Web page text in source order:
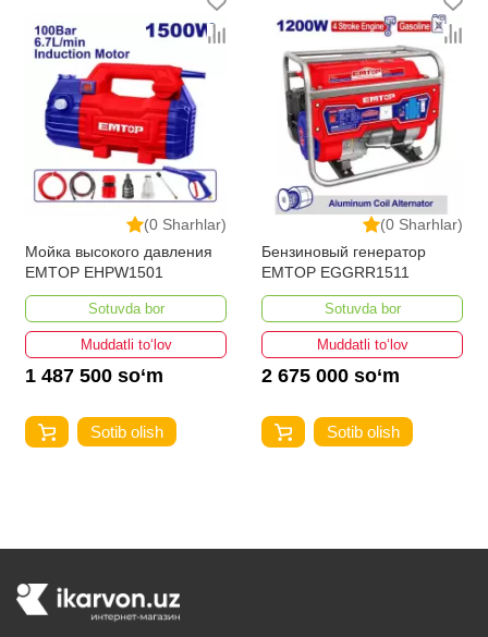
(0 Sharhlar)
Мойка высокого давления
EMTOP EHPW1501
Sotuvda bor
Muddatli to‘lov
1 487 500 so‘m
Sotib olish
(0 Sharhlar)
Бензиновый генератор
EMTOP EGGRR1511
Sotuvda bor
Muddatli to‘lov
2 675 000 so‘m
Sotib olish